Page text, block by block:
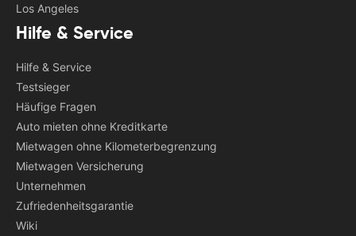
Los Angeles
Hilfe & Service
Hilfe & Service
Testsieger
Häufige Fragen
Auto mieten ohne Kreditkarte
Mietwagen ohne Kilometerbegrenzung
Mietwagen Versicherung
Unternehmen
Zufriedenheitsgarantie
Wiki